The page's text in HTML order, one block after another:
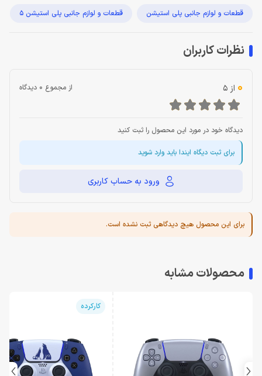
قطعات و لوازم جانبی پلی استیشن قطعات و لوازم جانبی پلی استیشن 5
نظرات کاربران
0 از 5 از مجموع 0 دیدگاه
دیدگاه خود در مورد این محصول را ثبت کنید
برای ثبت دیگاه ایندا باید وارد شوید
ورود به حساب کاربری
برای این محصول هیچ دیدگاهی ثبت نشده است.
محصولات مشابه
کارکرده